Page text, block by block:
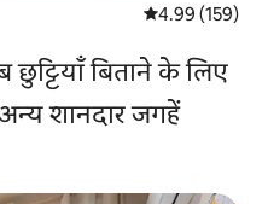
औसत रेटिंग 5 में से
4.99 (159)
बिताने के लिए
शानदार जगहें